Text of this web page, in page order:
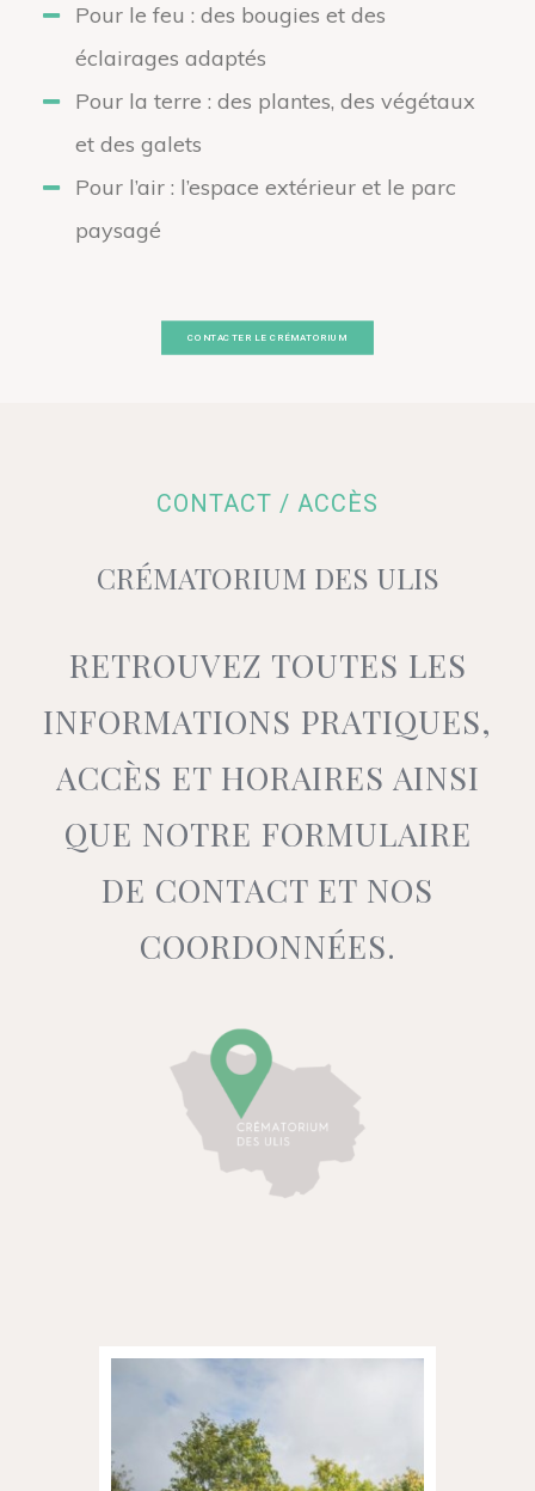
Pour le feu : des bougies et des
éclairages adaptés
Pour la terre : des plantes, des végétaux
et des galets
Pour l’air : l’espace extérieur et le parc
paysagé
CONTACTER LE CRÉMATORIUM
CONTACT / ACCÈS
CRÉMATORIUM DES ULIS
RETROUVEZ TOUTES LES
INFORMATIONS PRATIQUES,
ACCÈS ET HORAIRES AINSI
QUE NOTRE FORMULAIRE
DE CONTACT ET NOS
COORDONNÉES.